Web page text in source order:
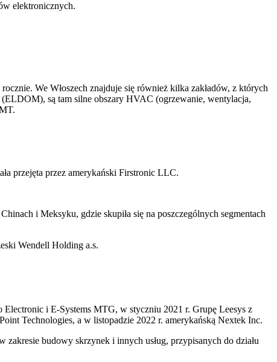
elektronicznych.
We Włoszech znajduje się również kilka zakładów, z których
są tam silne obszary HVAC (ogrzewanie, wentylacja,
przejęta przez amerykański Firstronic LLC.
i Meksyku, gdzie skupiła się na poszczególnych segmentach
Wendell Holding a.s.
i E-Systems MTG, w styczniu 2021 r. Grupę Leesys z
Technologies, a w listopadzie 2022 r. amerykańską Nextek Inc.
budowy skrzynek i innych usług, przypisanych do działu